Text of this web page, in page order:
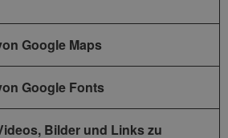
Google Maps
Google Fonts
Bilder und Links zu